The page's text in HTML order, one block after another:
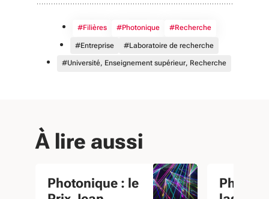
#Filières #Photonique #Recherche
#Entreprise #Laboratoire de recherche
#Université, Enseignement supérieur, Recherche
À lire aussi
Photonique : le